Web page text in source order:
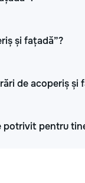
și fațadă”?
de acoperiș și
potrivit pentru